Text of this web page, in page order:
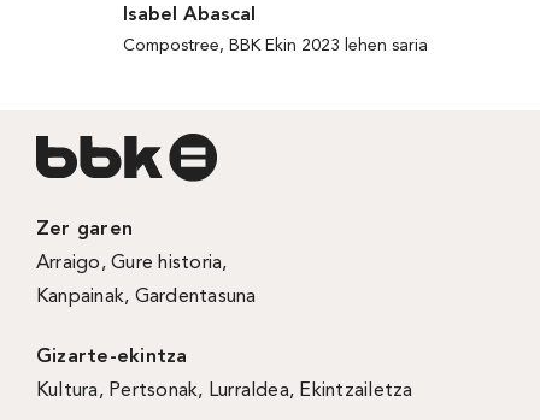
Isabel Abascal
Compostree, BBK Ekin 2023 lehen saria
Zer garen
Arraigo,Gure historia,
Kanpainak, Gardentasuna
Gizarte-ekintza
Kultura, Pertsonak, Lurraldea, Ekintzailetza